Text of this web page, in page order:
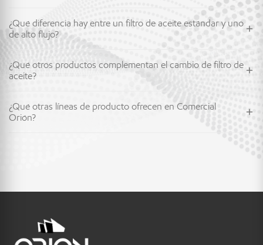
¿Qué diferencia hay entre un filtro de aceite estándar y uno
de alto flujo?
¿Qué otros productos complementan el cambio de filtro de
aceite?
¿Qué otras líneas de producto ofrecen en Comercial
Orión?